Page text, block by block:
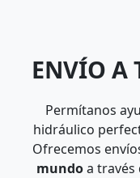
ENVÍO A
Permítanos
hidráulico
Ofrecemos
mundoa través